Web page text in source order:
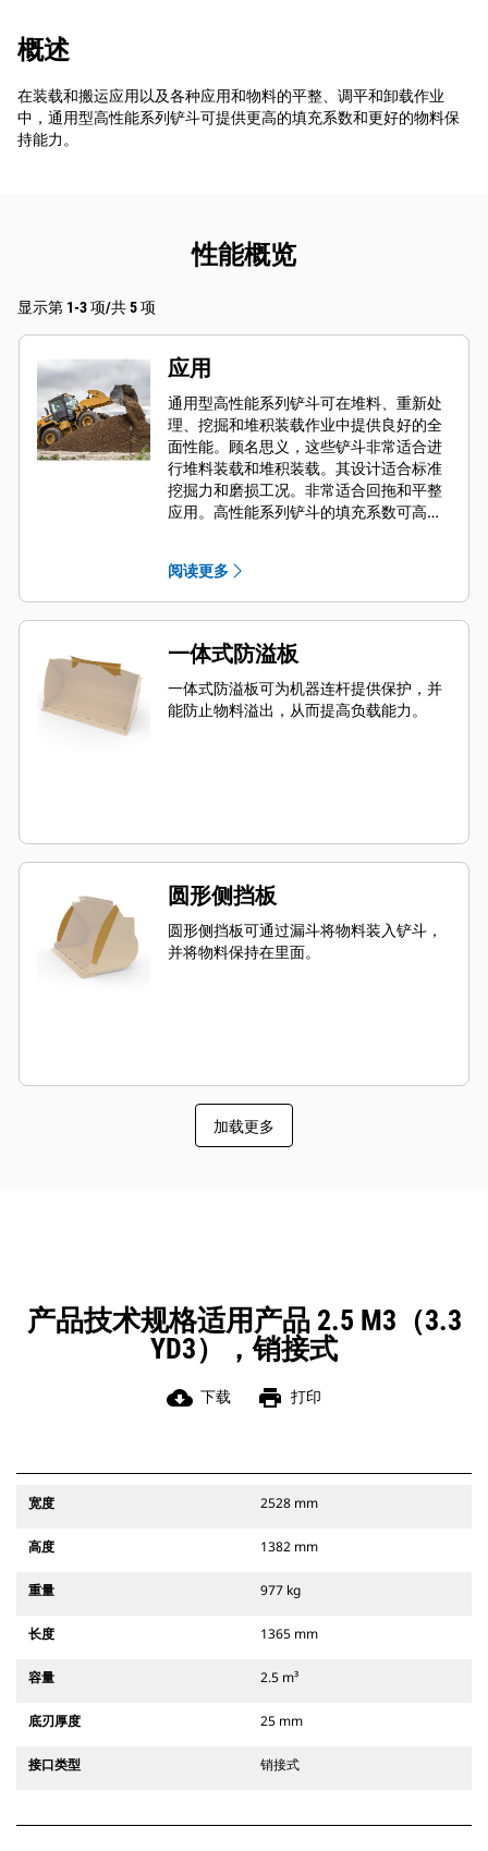
概述
在装载和搬运应用以及各种应用和物料的平整、调平和卸载作业
中，通用型高性能系列铲斗可提供更高的填充系数和更好的物料保
持能力。
性能概览
显示第 1-3 项/共 5 项
应用
通用型高性能系列铲斗可在堆料、重新处
理、挖掘和堆积装载作业中提供良好的全
面性能。顾名思义，这些铲斗非常适合进
行堆料装载和堆积装载。其设计适合标准
挖掘力和磨损工况。非常适合回拖和平整
应用。高性能系列铲斗的填充系数可高达
阅读更多
一体式防溢板
一体式防溢板可为机器连杆提供保护，并
能防止物料溢出，从而提高负载能力。
圆形侧挡板
圆形侧挡板可通过漏斗将物料装入铲斗，
并将物料保持在里面。
加载更多
产品技术规格适用产品 2.5 M3（3.3
YD3），销接式
cloud_download 下载 print 打印
宽度 2528 mm
高度 1382 mm
重量 977 kg
长度 1365 mm
容量 2.5 m³
底刃厚度 25 mm
接口类型 销接式